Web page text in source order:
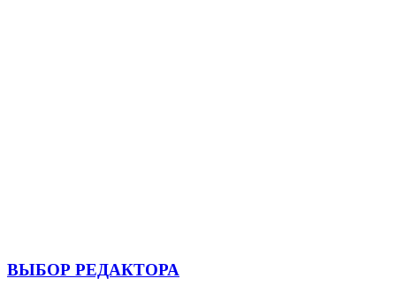
ВЫБОР РЕДАКТОРА